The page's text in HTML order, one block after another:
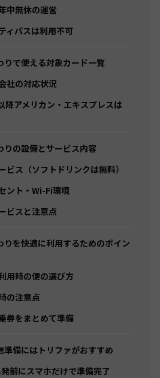
中無休の運営
ィパスは利用不可
りで使える対象カード一覧
社の対応状況
降アメリカン・エキスプレスは
りの設備とサービス内容
ビス（ソフトドリンクは無料）
ント・Wi-Fi環境
ビスと注意点
りを快適に利用するためのポイン
用時の便の選び方
の注意点
券をまとめて準備
準備にはトリファがおすすめ
前にスマホだけで準備完了